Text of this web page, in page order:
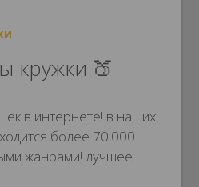
кружки 🍑
в интернете! в наших
более 70.000
жанрами! лучшее